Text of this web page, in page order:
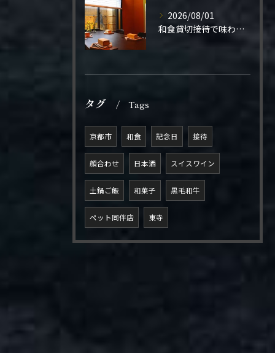
2026/08/01
和食貸切接待で味わう極上の一夜
タグ Tags
京都市 和食 記念日 接待
顔合わせ 日本酒 スイスワイン
土鍋ご飯 和菓子 黒毛和牛
ペット同伴店 東寺